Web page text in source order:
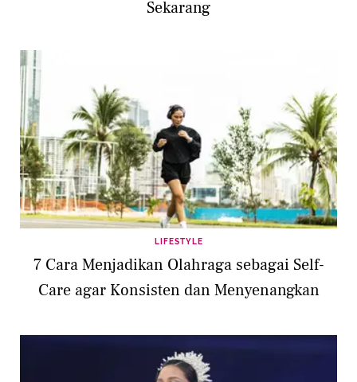
Sekarang
LIFESTYLE
7 Cara Menjadikan Olahraga sebagai Self-
Care agar Konsisten dan Menyenangkan